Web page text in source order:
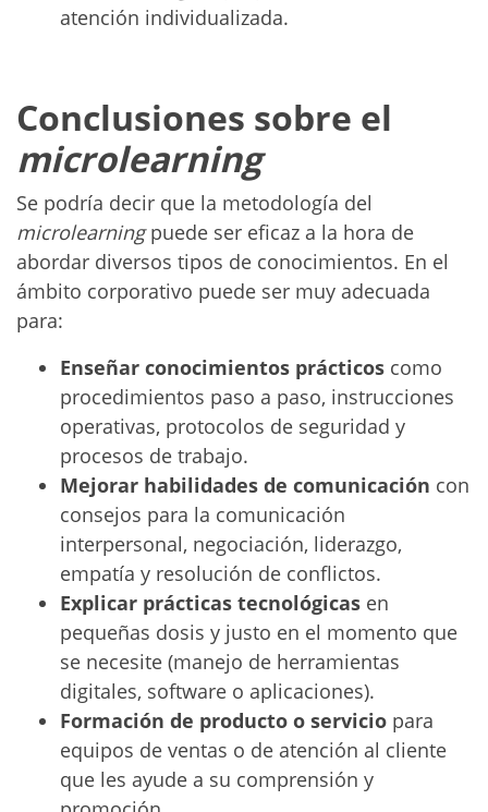
atención individualizada.
Conclusiones sobre el
microlearning
Se podría decir que la metodología del
microlearningpuede ser eficaz a la hora de
abordar diversos tipos de conocimientos. En el
ámbito corporativo puede ser muy adecuada
para:
Enseñar conocimientos prácticos como
procedimientos paso a paso, instrucciones
operativas, protocolos de seguridad y
procesos de trabajo.
Mejorar habilidades de comunicación con
consejos para la comunicación
interpersonal, negociación, liderazgo,
empatía y resolución de conflictos.
Explicar prácticas tecnológicas en
pequeñas dosis y justo en el momento que
se necesite (manejo de herramientas
digitales, software o aplicaciones).
Formación de producto o servicio para
equipos de ventas o de atención al cliente
que les ayude a su comprensión y